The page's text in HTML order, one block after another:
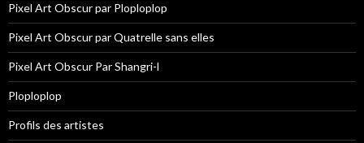
Pixel Art Obscur par Ploploplop
Pixel Art Obscur par Quatrelle sans elles
Pixel Art Obscur Par Shangri-l
Ploploplop
Profils des artistes